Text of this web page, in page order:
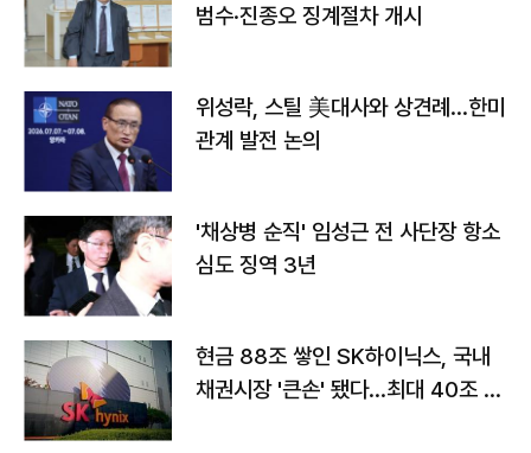
범수·진종오 징계절차 개시
위성락, 스틸 美대사와 상견례…한미
관계 발전 논의
'채상병 순직' 임성근 전 사단장 항소
심도 징역 3년
현금 88조 쌓인 SK하이닉스, 국내
채권시장 '큰손' 됐다…최대 40조 투